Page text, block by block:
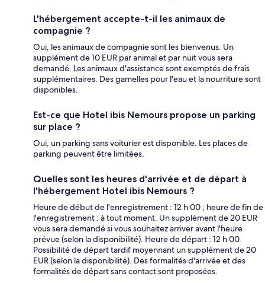
L'hébergement accepte-t-il les animaux de
compagnie ?
Oui, les animaux de compagnie sont les bienvenus. Un
supplément de 10 EUR par animal et par nuit vous sera
demandé. Les animaux d'assistance sont exemptés de frais
supplémentaires. Des gamelles pour l'eau et la nourriture sont
disponibles.
Est-ce que Hotel ibis Nemours propose un parking
sur place ?
Oui, un parking sans voiturier est disponible. Les places de
parking peuvent être limitées.
Quelles sont les heures d'arrivée et de départ à
l'hébergement Hotel ibis Nemours ?
Heure de début de l'enregistrement : 12 h 00 ; heure de fin de
l'enregistrement : à tout moment. Un supplément de 20 EUR
vous sera demandé si vous souhaitez arriver avant l'heure
prévue (selon la disponibilité). Heure de départ : 12 h 00.
Possibilité de départ tardif moyennant un supplément de 20
EUR (selon la disponibilité). Des formalités d'arrivée et des
formalités de départ sans contact sont proposées.